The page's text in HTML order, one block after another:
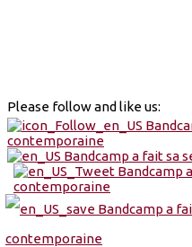
Please follow and like us: